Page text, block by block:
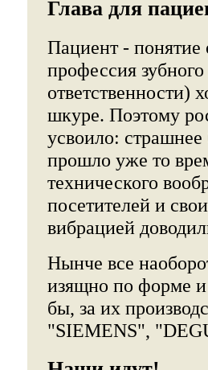
Глава для
Пациент -
профессия
ответственности)
шкуре. Поэтому
усвоило:
прошло уже то
технического
посетителей и
вибрацией
Нынче все
изящно по форме
бы, за их
"SIEMENS",